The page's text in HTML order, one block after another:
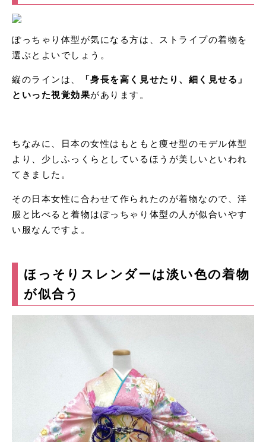
ぽっちゃり体型が気になる方は、ストライプの着物を
選ぶとよいでしょう。
縦のラインは、
「身長を高く見せたり、細く見せる」
といった視覚効果があります。
ちなみに、日本の女性はもともと痩せ型のモデル体型
より、少しふっくらとしているほうが美しいといわれ
てきました。
その日本女性に合わせて作られたのが着物なので、洋
服と比べると着物はぽっちゃり体型の人が似合いやす
い服なんですよ。
ほっそりスレンダーは淡い色の着物
が似合う